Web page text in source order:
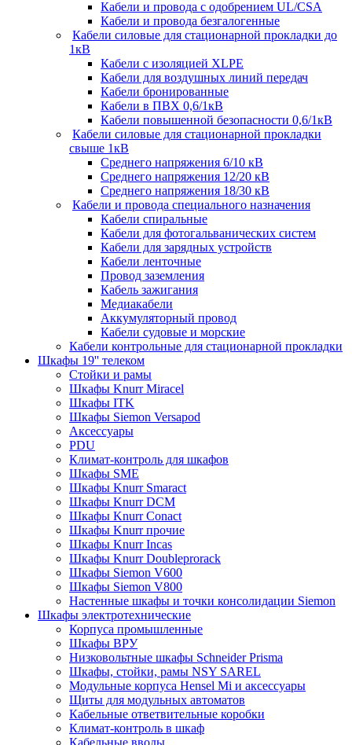
Кабели и провода с одобрением UL/CSA
Кабели и провода безгалогенные
Кабели силовые для стационарной прокладки до
1кВ
Кабели c изоляцией XLPE
Кабели для воздушных линий передач
Кабели бронированные
Кабели в ПВХ 0,6/1кВ
Кабели повышенной безопасности 0,6/1кВ
Кабели силовые для стационарной прокладки
свыше 1кВ
Среднего напряжения 6/10 кВ
Среднего напряжения 12/20 кВ
Среднего напряжения 18/30 кВ
Кабели и провода специального назначения
Кабели спиральные
Кабели для фотогальванических систем
Кабели для зарядных устройств
Кабели ленточные
Провод заземления
Кабель зажигания
Медиакабели
Аккумуляторный провод
Кабели судовые и морские
Кабели контрольные для стационарной прокладки
Шкафы 19'' телеком
Стойки и рамы
Шкафы Knurr Miracel
Шкафы ITK
Шкафы Siemon Versapod
Аксессуары
PDU
Климат-контроль для шкафов
Шкафы SME
Шкафы Knurr Smaract
Шкафы Knurr DCM
Шкафы Knurr Conact
Шкафы Knurr прочие
Шкафы Knurr Incas
Шкафы Knurr Doubleprorack
Шкафы Siemon V600
Шкафы Siemon V800
Настенные шкафы и точки консолидации Siemon
Шкафы электротехнические
Корпуса промышленные
Шкафы ВРУ
Низковольтные шкафы Schneider Prisma
Шкафы, стойки, рамы NSY SAREL
Модульные корпуса Hensel Mi и аксессуары
Щиты для модульных автоматов
Кабельные ответвительные коробки
Климат-контроль в шкаф
Кабельные вводы